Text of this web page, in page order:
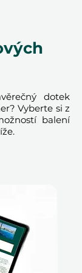
proces
víc než
plnou luxusu,
v jedné z
je platný po
dotek
Vyberte si z
balení